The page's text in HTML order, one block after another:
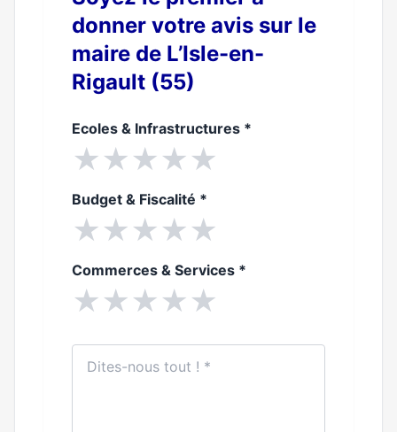
donner votre avis sur le
maire de L’Isle-en-
Rigault (55)
Ecoles & Infrastructures *
★★★★★
Budget & Fiscalité *
★★★★★
Commerces & Services *
★★★★★